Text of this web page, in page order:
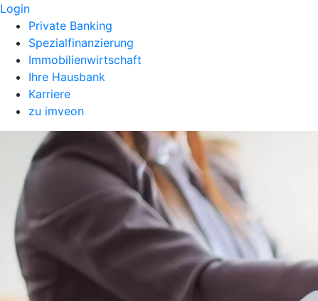
Login
Private Banking
Spezialfinanzierung
Immobilienwirtschaft
Ihre Hausbank
Karriere
zu imveon